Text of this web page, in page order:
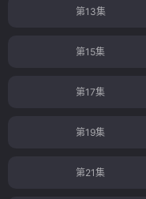
第13集
第15集
第17集
第19集
第21集